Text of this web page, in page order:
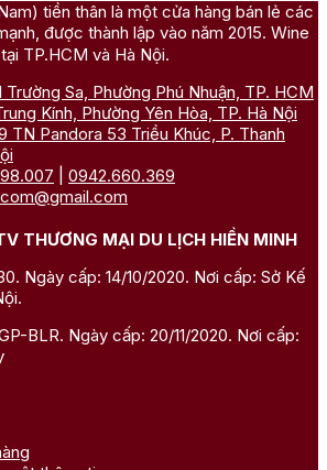
tiền thân là một cửa hàng bán lẻ các
được thành lập vào năm 2015. Wine
TP.HCM và Hà Nội.
Trường Sa, Phường Phú Nhuận, TP. HCM
Kính, Phường Yên Hòa, TP. Hà Nội
TN Pandora 53 Triều Khúc, P. Thanh
0942.660.369
THƯƠNG MẠI DU LỊCH HIỀN MINH
Ngày cấp: 14/10/2020. Nơi cấp: Sở Kế
BLR. Ngày cấp: 20/11/2020. Nơi cấp: